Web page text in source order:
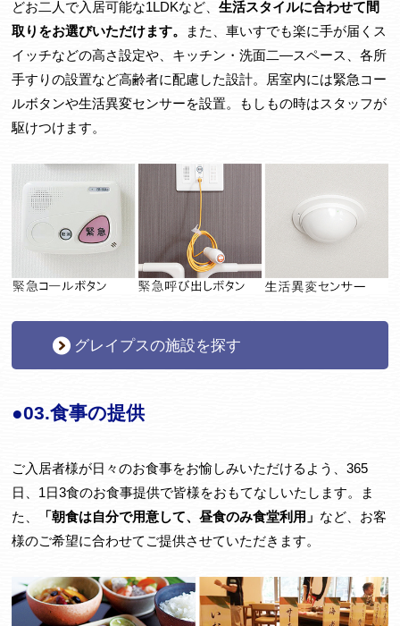
どお二人で入居可能な1LDKなど、生活スタイルに合わせて間
取りをお選びいただけます。
また、車いすでも楽に手が届くス
イッチなどの高さ設定や、キッチン・洗面二―スペース、各所
手すりの設置など高齢者に配慮した設計。居室内には緊急コー
ルボタンや生活異変センサーを設置。もしもの時はスタッフが
駆けつけます。
グレイプスの施設を探す
●03.食事の提供
ご入居者様が日々のお食事をお愉しみいただけるよう、365
日、1日3食のお食事提供で皆様をおもてなしいたします。ま
た、
「朝食は自分で用意して、昼食のみ食堂利用」 など、お客
様のご希望に合わせてご提供させていただきます。